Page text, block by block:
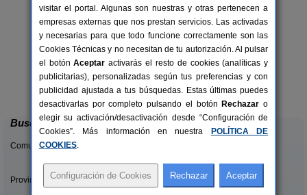
8+2 pers.
desde26 €
Casa de Marcelo
Padrón (A Coruña)
Buscar
Comunidades:
Provincias/Islas:
visitar el portal. Algunas son nuestras y otras pertenecen a
empresas externas que nos prestan servicios. Las activadas
y necesarias para que todo funcione correctamente son las
Cookies Técnicas y no necesitan de tu autorización. Al pulsar
el botónAceptar activarás el resto de cookies (analíticas y
publicitarias), personalizadas según tus preferencias y con
publicidad ajustada a tus búsquedas. Estas últimas puedes
desactivarlas por completo pulsando el botón Rechazar o
elegir su activación/desactivación desde “Configuración de
Cookies”. Más información en nuestra
POLÍTICA DE
COOKIES.